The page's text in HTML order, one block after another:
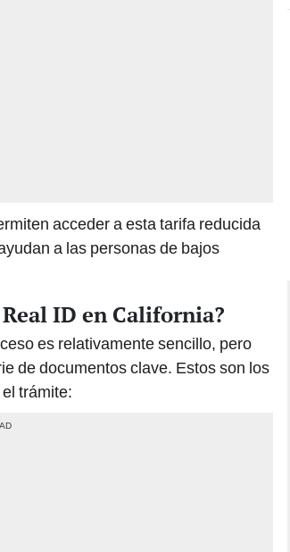
acceder a esta tarifa reducida
a las personas de bajos
ID en California?
es relativamente sencillo, pero
de documentos clave. Estos son los
trámite: